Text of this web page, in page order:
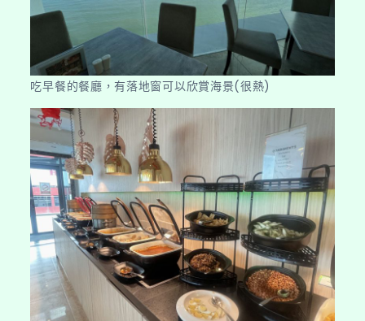
地
紀
念
館、
惹
博
物
館】
吃早餐的餐廳，有落地窗可以欣賞海景(很熱)